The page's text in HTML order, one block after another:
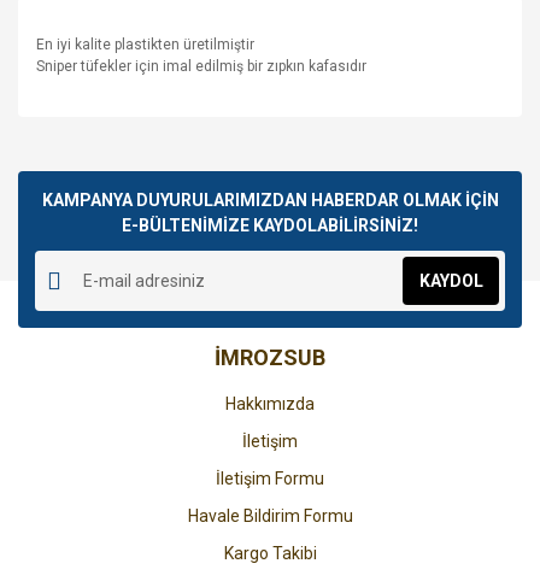
En iyi kalite plastikten üretilmiştir
Sniper tüfekler için imal edilmiş bir zıpkın kafasıdır
Yorum Yaz
kullanarak tarafımıza iletebilirsiniz.
Görüş ve önerileriniz için teşekkür ederiz.
Ürün resmi kalitesiz, bozuk veya görüntülenemiyor.
Ürün açıklamasında eksik bilgiler bulunuyor.
Ürün bilgilerinde hatalar bulunuyor.
Ürün fiyatı diğer sitelerden daha pahalı.
Gönder
KAMPANYA DUYURULARIMIZDAN HABERDAR OLMAK İÇİN
E-BÜLTENİMİZE KAYDOLABİLİRSİNİZ!
KAYDOL
İMROZSUB
Hakkımızda
İletişim
İletişim Formu
Havale Bildirim Formu
Kargo Takibi